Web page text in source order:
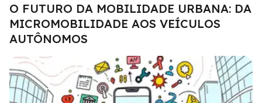
O FUTURO DA MOBILIDADE URBANA: DA
MICROMOBILIDADE AOS VEÍCULOS
AUTÔNOMOS